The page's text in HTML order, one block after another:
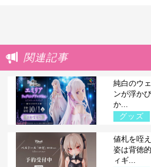
関連記事
純白のウ
ンが浮か
か...
グッズ
値札を咥
姿は背徳
ィギ...